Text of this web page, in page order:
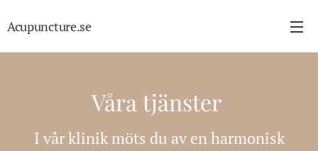
Acupuncture.se
Våra tjänster
I vår klinik möts du av en harmonisk